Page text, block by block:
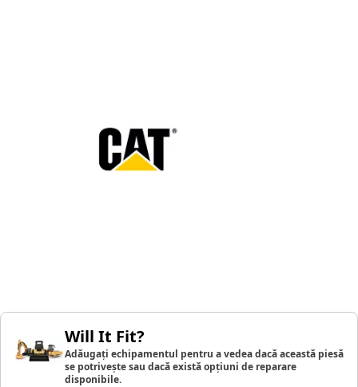
Will It Fit?
Adăugați echipamentul pentru a vedea dacă această piesă
se potrivește sau dacă există opțiuni de reparare
disponibile.